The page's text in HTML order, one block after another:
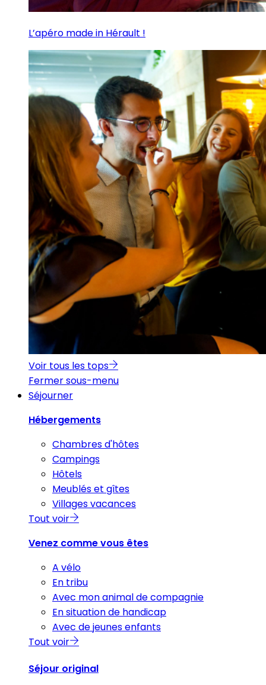
L’apéro made in Hérault !
Voir tous les tops
Fermer sous-menu
Séjourner
Hébergements
Chambres d'hôtes
Campings
Hôtels
Meublés et gîtes
Villages vacances
Tout voir
Venez comme vous êtes
A vélo
En tribu
Avec mon animal de compagnie
En situation de handicap
Avec de jeunes enfants
Tout voir
Séjour original